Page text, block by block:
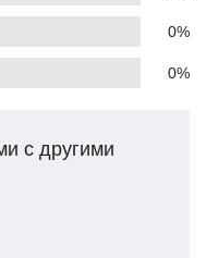
0%
0%
с другими